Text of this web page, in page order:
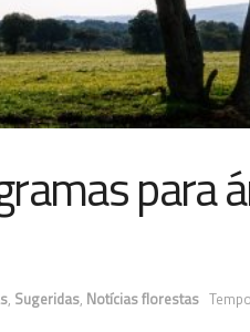
para
, Sugeridas, Notícias florestas